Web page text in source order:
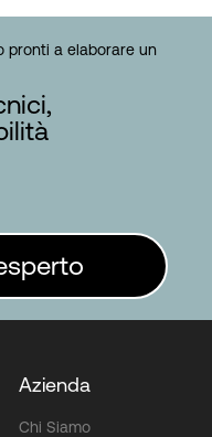
pronti a elaborare un
Azienda
Chi Siamo